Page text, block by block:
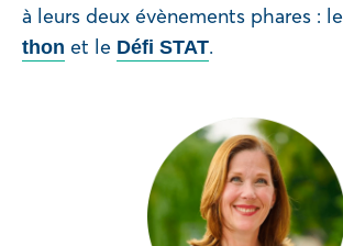
à leurs deux évènements phares : le
thon et le Défi STAT.